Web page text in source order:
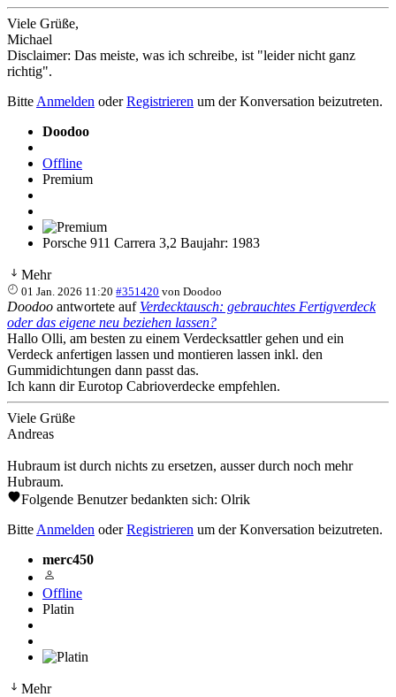
Viele Grüße,
Michael
Disclaimer: Das meiste, was ich schreibe, ist "leider nicht ganz
richtig".
Bitte Anmelden oderRegistrieren um der Konversation beizutreten.
Doodoo
Offline
Premium
Porsche 911 Carrera 3,2 Baujahr: 1983
Mehr
01 Jan. 2026 11:20 #351420 vonDoodoo
Doodoo antwortete auf Verdecktausch: gebrauchtes Fertigverdeck
oder das eigene neu beziehen lassen?
Hallo Olli, am besten zu einem Verdecksattler gehen und ein
Verdeck anfertigen lassen und montieren lassen inkl. den
Gummidichtungen dann passt das.
Ich kann dir Eurotop Cabrioverdecke empfehlen.
Viele Grüße
Andreas
Hubraum ist durch nichts zu ersetzen, ausser durch noch mehr
Hubraum.
Folgende Benutzer bedankten sich: Olrik
Bitte Anmelden oderRegistrieren um der Konversation beizutreten.
merc450
Offline
Platin
Mehr